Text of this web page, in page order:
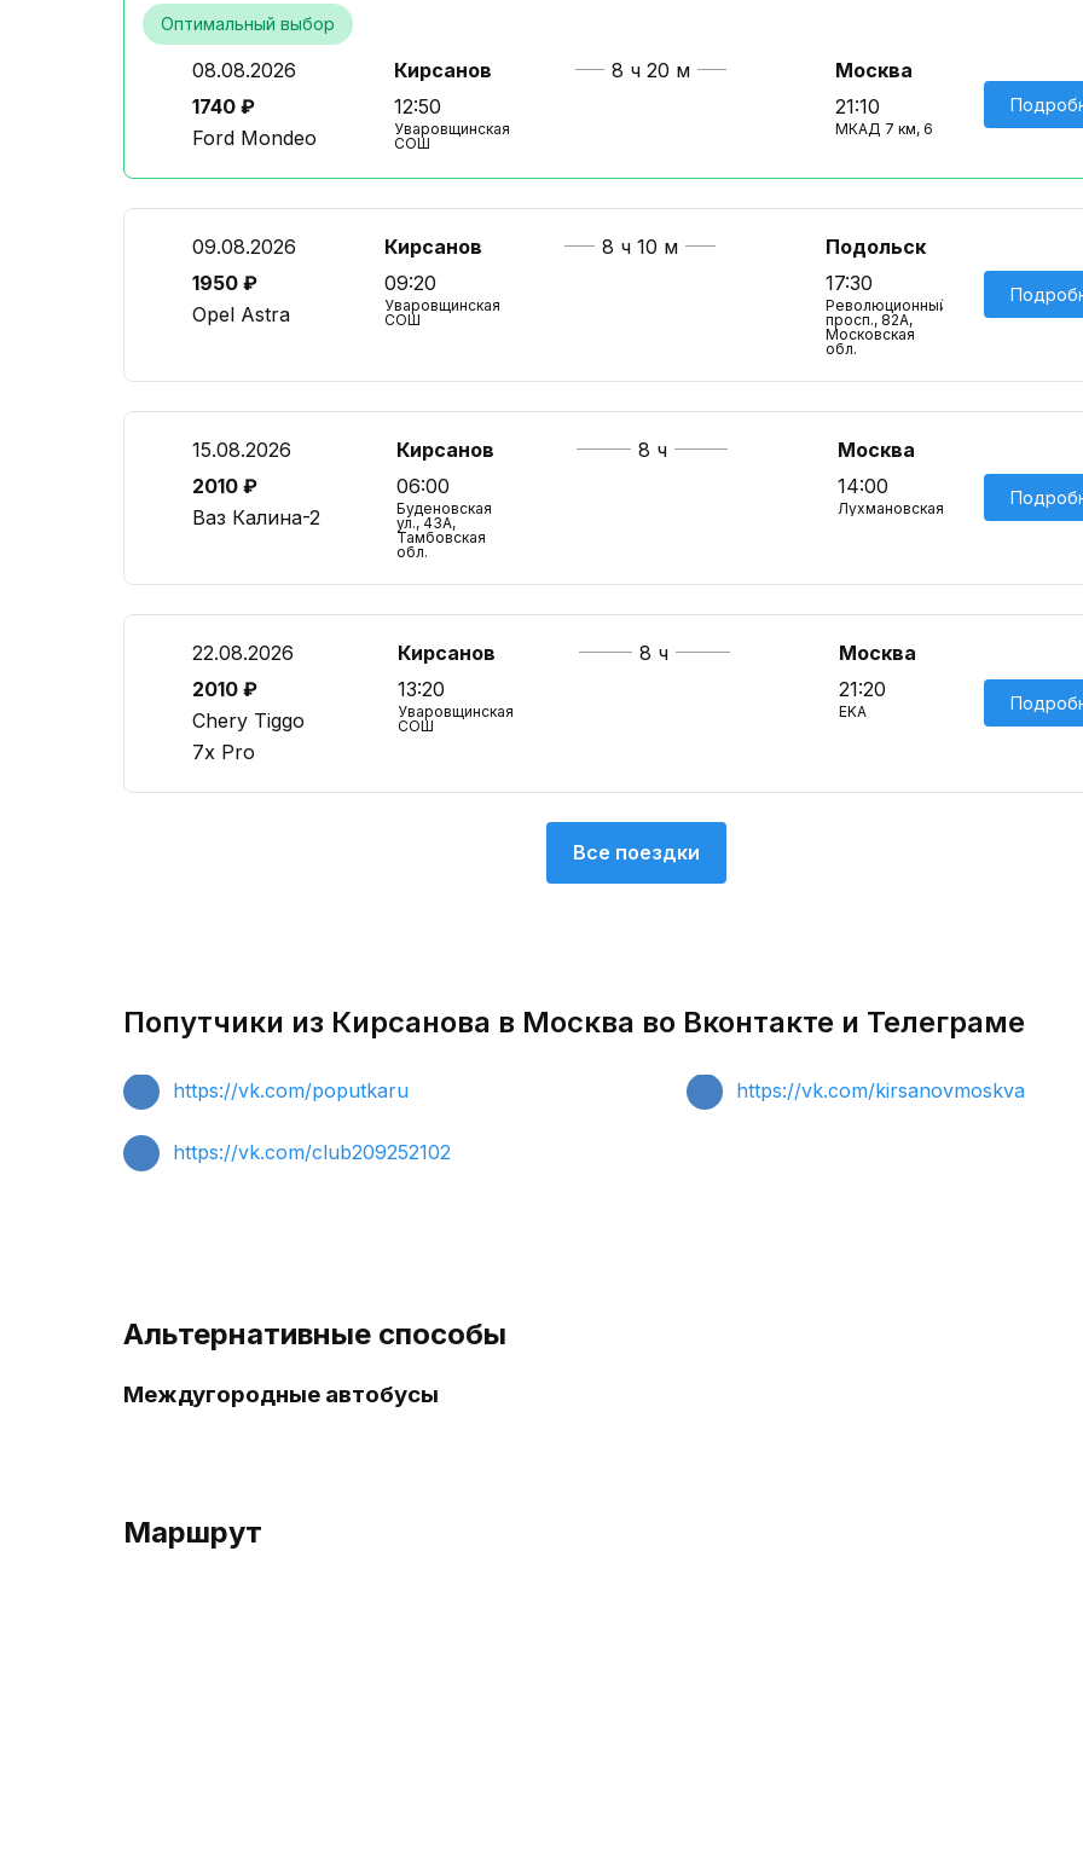
Оптимальный выбор
08.08.2026
1740 ₽
Ford Mondeo
Кирсанов
12:50
Уваровщинская
СОШ
8 ч 20 м
Москва
21:10
МКАД 7 км, 6
09.08.2026
1950 ₽
Opel Astra
Кирсанов
09:20
Уваровщинская
СОШ
8 ч 10 м
Подольск
17:30
Революционный
просп., 82А,
Московская
обл.
15.08.2026
2010 ₽
Ваз Калина-2
Кирсанов
06:00
Буденовская
ул., 43А,
Тамбовская
обл.
8 ч
Москва
14:00
Лухмановская
22.08.2026
2010 ₽
Chery Tiggo
7x Pro
Кирсанов
13:20
Уваровщинская
СОШ
8 ч
Москва
21:20
EKA
Все поездки
Попутчики из Кирсанова в Москва во Вконтакте и Телеграме
https://vk.com/poputkaru https://vk.com/kirsanovmoskva
https://vk.com/club209252102
Альтернативные способы
Междугородные автобусы
Маршрут